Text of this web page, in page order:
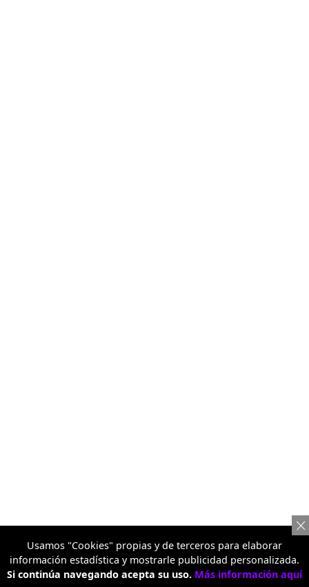
Usamos "Cookies" propias y de terceros para elaborar
información estadística y mostrarle publicidad personalizada.
Si continúa navegando acepta su uso. Más información aquí